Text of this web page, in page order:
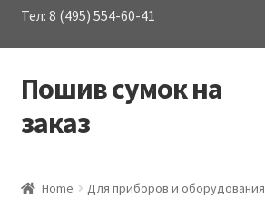
Тел: 8 (495) 554-60-41
Перейти
к
навигации
Перейти
к
содержимому
Пошив сумок на
заказ
Home Для приборов и оборудования